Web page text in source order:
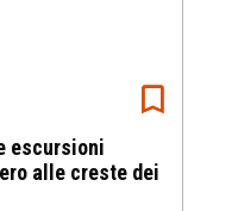
escursioni
alle creste dei